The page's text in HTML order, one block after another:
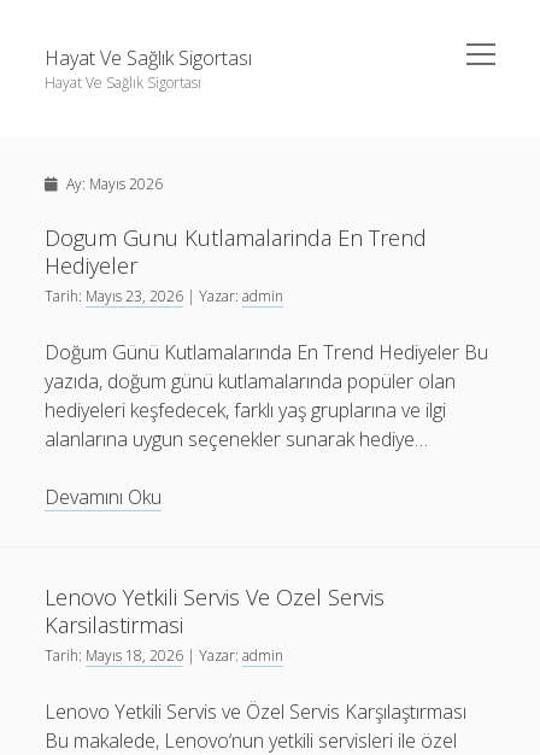
Hayat Ve Sağlık Sigortası
Hayat Ve Sağlık Sigortası
menüyü
aç
Ay: Mayıs 2026
Dogum Gunu Kutlamalarinda En Trend
Hediyeler
Tarih: Mayıs 23, 2026 | Yazar:admin
Doğum Günü Kutlamalarında En Trend Hediyeler Bu
yazıda, doğum günü kutlamalarında popüler olan
hediyeleri keşfedecek, farklı yaş gruplarına ve ilgi
alanlarına uygun seçenekler sunarak hediye…
Devamını Oku
En
Trend
Hediyeler
Lenovo Yetkili Servis Ve Ozel Servis
Karsilastirmasi
Tarih: Mayıs 18, 2026 | Yazar:admin
Lenovo Yetkili Servis ve Özel Servis Karşılaştırması
Bu makalede, Lenovo‘nun yetkili servisleri ile özel